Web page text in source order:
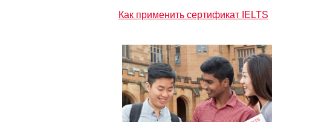
Как применить сертификат IELTS